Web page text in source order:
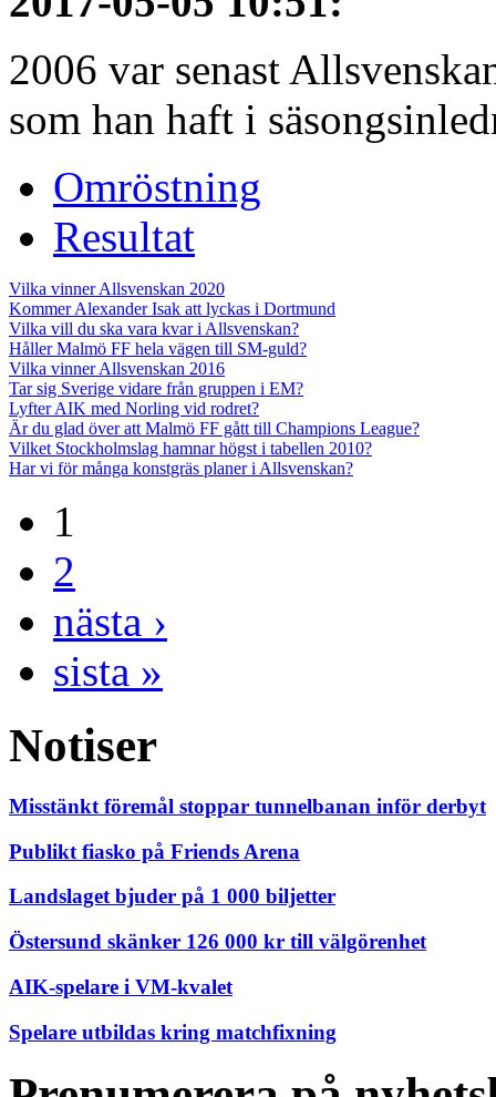
2006 var senast
som han haft i
Omröstning
Resultat
Vilka vinner Allsvenskan 2020
Kommer Alexander Isak att lyckas i Dortmund
Vilka vill du ska vara kvar i Allsvenskan?
Håller Malmö FF hela vägen till SM-guld?
Vilka vinner Allsvenskan 2016
Tar sig Sverige vidare från gruppen i EM?
Lyfter AIK med Norling vid rodret?
Är du glad över att Malmö FF gått till Champions League?
Vilket Stockholmslag hamnar högst i tabellen 2010?
Har vi för många konstgräs planer i Allsvenskan?
1
2
nästa ›
sista »
Notiser
Misstänkt föremål stoppar tunnelbanan inför derbyt
Publikt fiasko på Friends Arena
Landslaget bjuder på 1 000 biljetter
Östersund skänker 126 000 kr till välgörenhet
AIK-spelare i VM-kvalet
Spelare utbildas kring matchfixning